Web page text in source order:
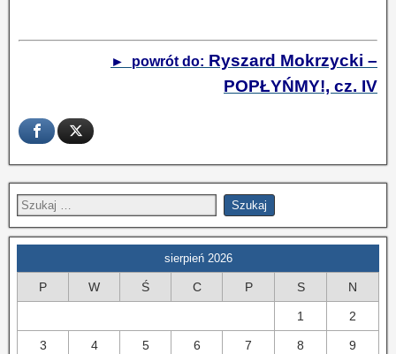
► powrót do: Ryszard Mokrzycki –
POPŁYŃMY!, cz. IV
sierpień 2026
P W Ś C P S N
1 2
3 4 5 6 7 8 9